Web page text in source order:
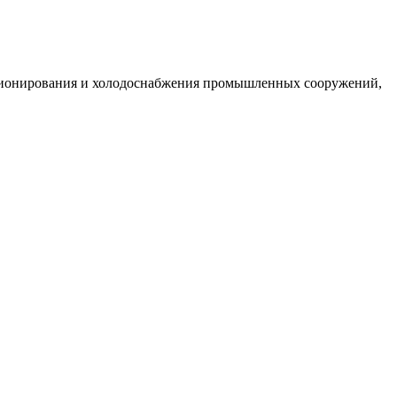
и холодоснабжения промышленных сооружений,